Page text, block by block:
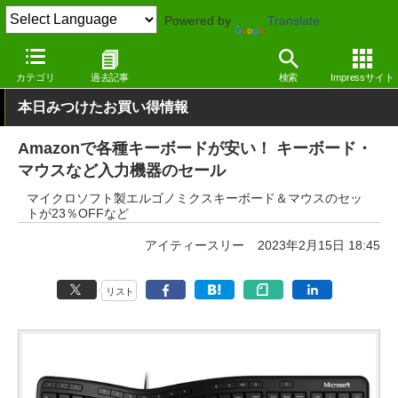
Powered by Translate
カテゴリ 過去記事 検索 Impressサイト
窓の杜 システム・ファイル その他
本日みつけたお買い得情報
Amazonで各種キーボードが安い！ キーボード・
マウスなど入力機器のセール
マイクロソフト製エルゴノミクスキーボード＆マウスのセッ
トが23％OFFなど
アイティースリー 2023年2月15日 18:45
リスト